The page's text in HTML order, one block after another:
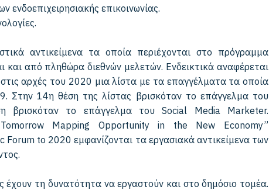
επικοινωνίας.
αντικείμενα τα οποία περιέχονται στο πρόγραμμα
από πληθώρα διεθνών μελετών. Ενδεικτικά αναφέρεται
αρχές του 2020 μια λίστα με τα επαγγέλματα τα οποία
Στην 14η θέση της λίστας βρισκόταν το επάγγελμα του
το επάγγελμα του Social Media Marketer.
Mapping Opportunity in the New Economy”
to 2020 εμφανίζονται τα εργασιακά αντικείμενα των
τη δυνατότητα να εργαστούν και στο δημόσιο τομέα.